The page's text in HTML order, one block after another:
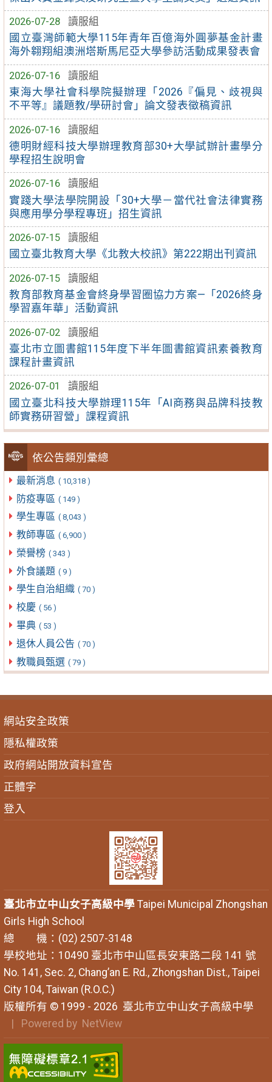
2026-07-28
讀服組
國立臺灣師範大學115年青年百億海外圓夢基金計畫
海外翱翔組澳洲塔斯馬尼亞大學參訪活動成果發表會
2026-07-16
讀服組
東海大學社會科學院擬辦理「2026『偏見、歧視與
不平等』議題教/學研討會」論文發表徵稿資訊
2026-07-16
讀服組
德明財經科技大學辦理教育部30+大學試辦計畫學分
學程招生說明會
2026-07-16
讀服組
實踐大學法學院開設「30+大學－當代社會法律實務
與應用學分學程專班」招生資訊
2026-07-15
讀服組
國立臺北教育大學《北教大校訊》第222期出刊資訊
2026-07-15
讀服組
教育部教育基金會終身學習圈協力方案—「2026終身
學習嘉年華」活動資訊
2026-07-02
讀服組
臺北市立圖書館115年度下半年圖書館資訊素養教育
課程計畫資訊
2026-07-01
讀服組
國立臺北科技大學辦理115年「AI商務與品牌科技教
師實務研習營」課程資訊
依公告類別彙總
最新消息 ( 10,318 )
防疫專區 ( 149 )
學生專區 ( 8,043 )
教師專區 ( 6,900 )
榮譽榜 ( 343 )
外食議題 ( 9 )
學生自治組織 ( 70 )
校慶 ( 56 )
畢典 ( 53 )
退休人員公告 ( 70 )
教職員甄選 ( 79 )
網站安全政策
隱私權政策
政府網站開放資料宣告
正體字
登入
臺北市立中山女子高級中學Taipei Municipal Zhongshan
Girls High School
總 機：(02) 2507-3148
學校地址：10490 臺北市中山區長安東路二段 141 號
No. 141, Sec. 2, Chang’an E. Rd., Zhongshan Dist., Taipei
City 104, Taiwan (R.O.C.)
版權所有 © 1999 - 2026 臺北市立中山女子高級中學
| Powered by NetView